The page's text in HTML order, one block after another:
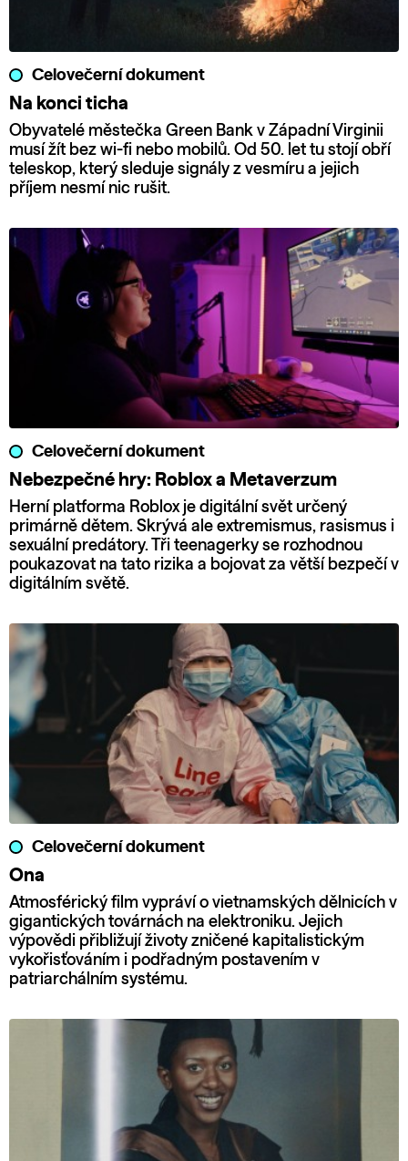
Celovečerní dokument
Na konci ticha
Obyvatelé městečka Green Bank v Západní Virginii
musí žít bez wi-fi nebo mobilů. Od 50. let tu stojí obří
teleskop, který sleduje signály z vesmíru a jejich
příjem nesmí nic rušit.
Celovečerní dokument
Nebezpečné hry: Roblox a Metaverzum
Herní platforma Roblox je digitální svět určený
primárně dětem. Skrývá ale extremismus, rasismus i
sexuální predátory. Tři teenagerky se rozhodnou
poukazovat na tato rizika a bojovat za větší bezpečí v
digitálním světě.
Celovečerní dokument
Ona
Atmosférický film vypráví o vietnamských dělnicích v
gigantických továrnách na elektroniku. Jejich
výpovědi přibližují životy zničené kapitalistickým
vykořisťováním i podřadným postavením v
patriarchálním systému.